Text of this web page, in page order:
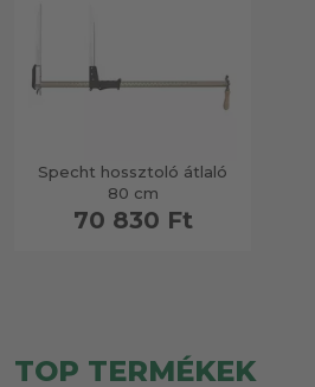
Specht hossztoló átlaló
80 cm
70 830 Ft
TOP TERMÉKEK